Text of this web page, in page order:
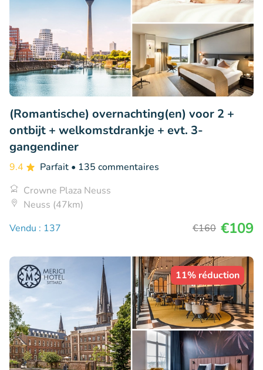
(Romantische) overnachting(en) voor 2 +
ontbijt + welkomstdrankje + evt. 3-
gangendiner
9.4 Parfait • 135 commentaires
Crowne Plaza Neuss
Neuss (47km)
Vendu : 137
€160 €109
11% réduction